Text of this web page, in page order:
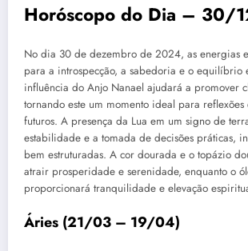
Horóscopo do Dia – 30/
No dia 30 de dezembro de 2024, as energias
para a introspecção, a sabedoria e o equilíbrio
influência do Anjo Nanael ajudará a promover
tornando este um momento ideal para reflexões
futuros. A presença da Lua em um signo de
estabilidade e a tomada de decisões práticas,
bem estruturadas. A cor dourada e o topázio
atrair prosperidade e serenidade, enquanto o
proporcionará tranquilidade e elevação
Áries (21/03 – 19/04)